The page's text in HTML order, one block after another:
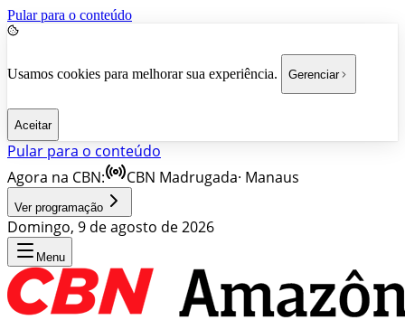
Pular para o conteúdo
Usamos cookies para melhorar sua experiência. Gerenciar
Aceitar
Pular para o conteúdo
Agora na CBN:
CBN Madrugada· Manaus
Ver programação
Domingo, 9 de agosto de 2026
Menu